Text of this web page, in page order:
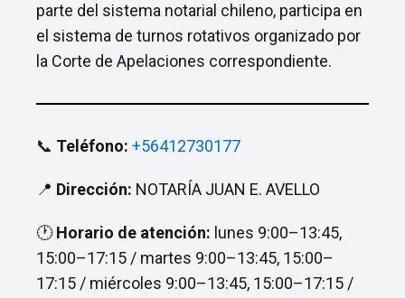
parte del sistema notarial chileno, participa en
el sistema de turnos rotativos organizado por
la Corte de Apelaciones correspondiente.
📞 Teléfono: +56412730177
📍 Dirección: NOTARÍA JUAN E. AVELLO
🕐Horario de atención: lunes 9:00–13:45,
15:00–17:15 / martes 9:00–13:45, 15:00–
17:15 / miércoles 9:00–13:45, 15:00–17:15 /